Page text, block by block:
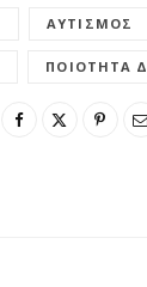
ΑΥΤΙΣΜΌΣ
ΠΟΙΌΤΗΤΑ